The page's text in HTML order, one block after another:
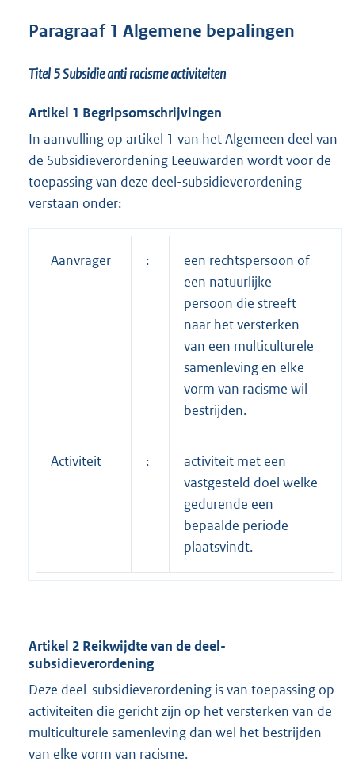
Paragraaf 1 Algemene bepalingen
Titel 5Subsidie anti racisme activiteiten
Artikel 1 Begripsomschrijvingen
In aanvulling op artikel 1 van het Algemeen deel van
de Subsidieverordening Leeuwarden wordt voor de
toepassing van deze deel-subsidieverordening
verstaan onder:
Aanvrager :
een rechtspersoon of
een natuurlijke
persoon die streeft
naar het versterken
van een multiculturele
samenleving en elke
vorm van racisme wil
bestrijden.
Activiteit :
activiteit met een
vastgesteld doel welke
gedurende een
bepaalde periode
plaatsvindt.
Artikel 2 Reikwijdte van de deel-
subsidieverordening
Deze deel-subsidieverordening is van toepassing op
activiteiten die gericht zijn op het versterken van de
multiculturele samenleving dan wel het bestrijden
van elke vorm van racisme.